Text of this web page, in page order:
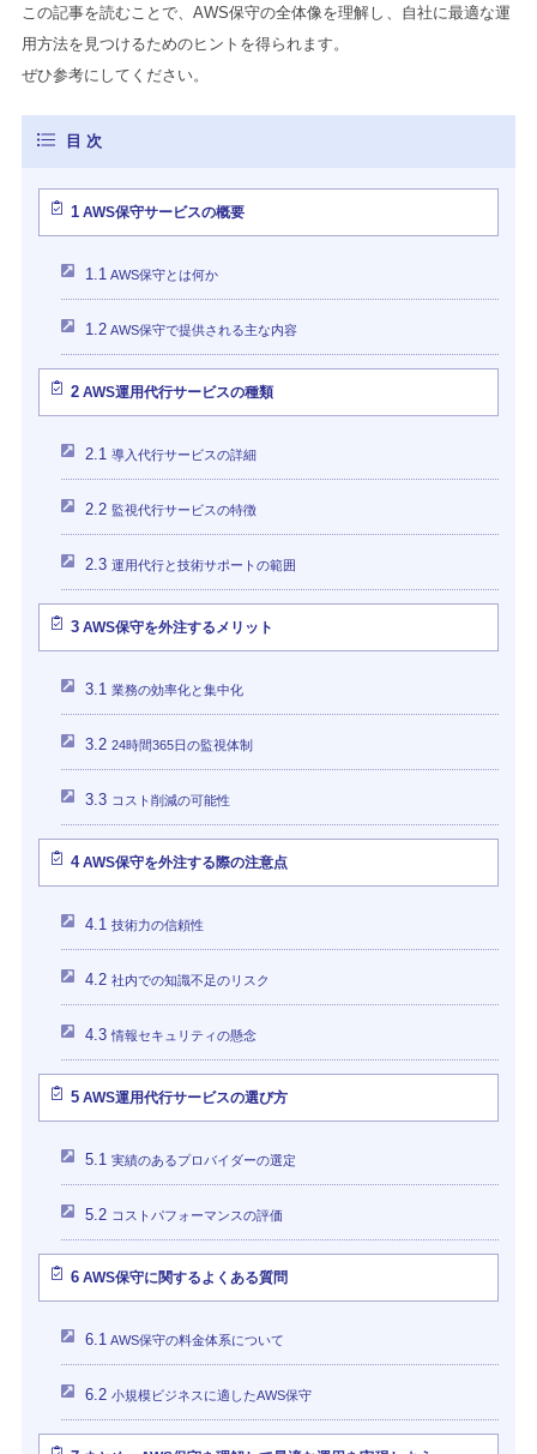
この記事を読むことで、AWS保守の全体像を理解し、自社に最適な運
用方法を見つけるためのヒントを得られます。
ぜひ参考にしてください。
1AWS保守サービスの概要
1.1 AWS保守とは何か
1.2 AWS保守で提供される主な内容
2AWS運用代行サービスの種類
2.1 導入代行サービスの詳細
2.2 監視代行サービスの特徴
2.3 運用代行と技術サポートの範囲
3AWS保守を外注するメリット
3.1 業務の効率化と集中化
3.2 24時間365日の監視体制
3.3 コスト削減の可能性
4AWS保守を外注する際の注意点
4.1 技術力の信頼性
4.2 社内での知識不足のリスク
4.3 情報セキュリティの懸念
5AWS運用代行サービスの選び方
5.1 実績のあるプロバイダーの選定
5.2 コストパフォーマンスの評価
6AWS保守に関するよくある質問
6.1 AWS保守の料金体系について
6.2 小規模ビジネスに適したAWS保守